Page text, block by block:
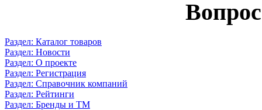
Раздел: Каталог товаров
Раздел: Новости
Раздел: О проекте
Раздел: Регистрация
Раздел: Справочник компаний
Раздел: Рейтинги
Раздел: Бренды и ТМ